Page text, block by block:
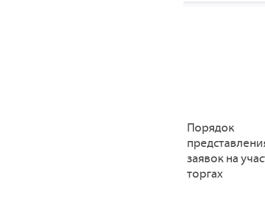
Порядок
заявок на
торгах